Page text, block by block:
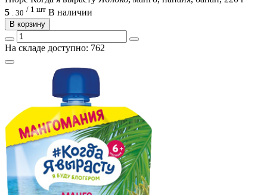
5
30 / 1 шт В наличии
В корзину
На складе доступно: 762